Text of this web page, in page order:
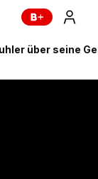
über seine